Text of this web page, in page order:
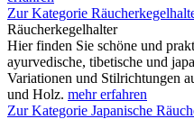
Zur Kategorie
Räucherkegelhalter
Hier finden Sie schöne und
ayurvedische, tibetische und
Variationen und Stilrichtungen
und Holz. mehr erfahren
Zur Kategorie Japanische